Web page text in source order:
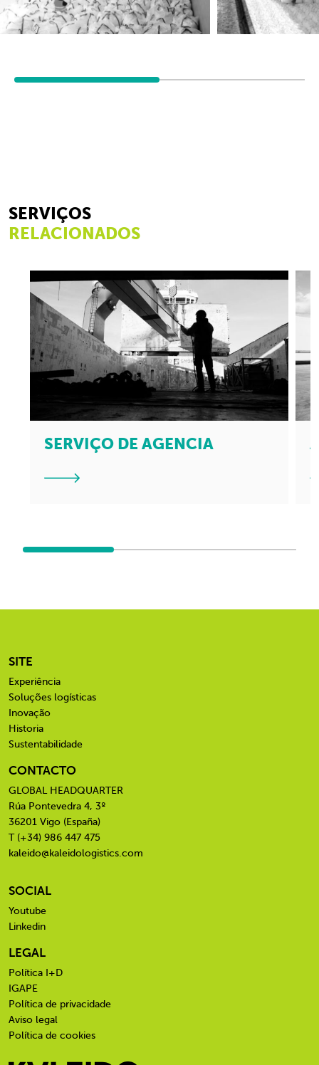
SERVIÇOS
RELACIONADOS
SERVIÇO DE AGENCIA
SITE
Experiência
Soluções logísticas
Inovação
Historia
Sustentabilidade
CONTACTO
GLOBAL HEADQUARTER
Rúa Pontevedra 4, 3º
36201 Vigo (España)
T (+34) 986 447 475
kaleido@kaleidologistics.com
SOCIAL
Youtube
Linkedin
LEGAL
Política I+D
IGAPE
Política de privacidade
Aviso legal
Política de cookies